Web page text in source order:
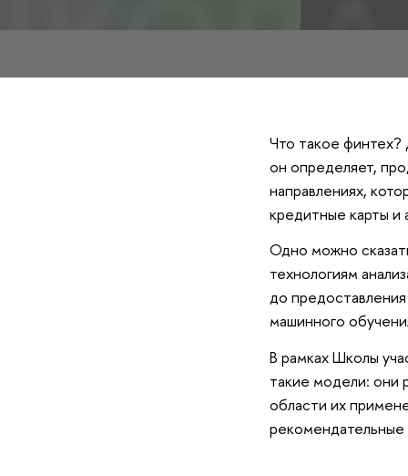
Что такое финтех?
он определяет,
направлениях,
кредитные карты и
Одно можно
технологиям
до
машинного
В рамках Школы
такие модели: они
области их